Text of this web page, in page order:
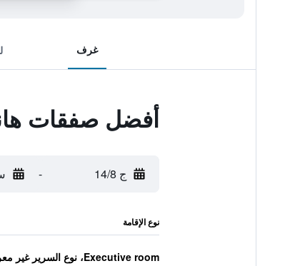
غرف
أفضل صفقات
ج 14/8 - س
نوع الإقامة
Executive room، نوع السرير غير معروف